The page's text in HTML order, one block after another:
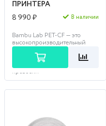
ПРИНТЕРА
8 990 ₽
В наличии
Bambu Lab PET-CF — это
высокопроизводительный
композит, армированный
углеродным волокном,
который сочетает в себе
превосх...